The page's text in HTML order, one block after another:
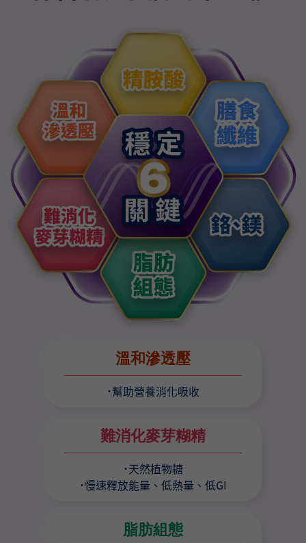
溫和滲透壓
˙幫助營養消化吸收
難消化麥芽糊精
˙天然植物糖
˙慢速釋放能量、低熱量、低GI
脂肪組態